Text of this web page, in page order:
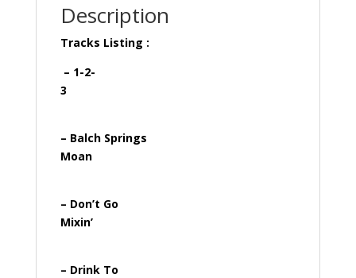
Description
Tracks Listing :
– 1-2-
3
– Balch Springs
Moan
– Don’t Go
Mixin’
– Drink To